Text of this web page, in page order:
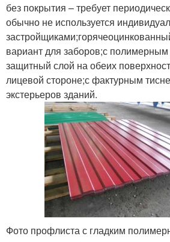
без покрытия – требует
обычно не используется
вариант для заборов;с
защитный слой на обеих
лицевой стороне;с фактурным
экстерьеров зданий.
Фото профлиста с гладким